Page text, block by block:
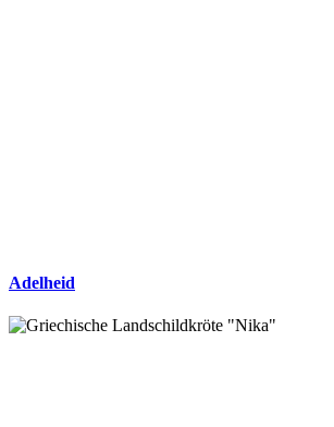
Adelheid